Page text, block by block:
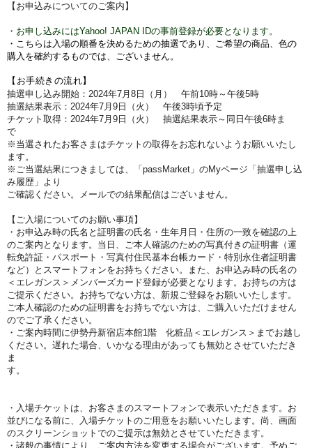
【お申込みについてのご案内】
・お申し込みにはYahoo! JAPAN IDの事前登録が必要となります。
・こちらは入場の順番を決めるための抽選であり、ご希望の商品、色の
購入を確約するものでは、ございません。
【お手続きの流れ】
抽選申し込み開始：2024年7月8 日（月）
午前10時～午後5時
抽選結果表示：2024年7月9 日（火 ） 午後3時頃予定
チケット取得：2024年7月9 日（火 ） 抽選結果表示～同日 午後6時ま
で
※当選されたお客さまはチケットの取得をお忘れないようお願いいたし
ます。
※ご当選結果につきましては、「passMarket」のMyページ「抽選申し込
み履歴」より
ご確認ください。メールでの結果配信はございません。
【ご入場についてのお願い事項】
・お申込み時の氏名と証明書の氏名・生年月日・住所の一致を確認の上
のご案内となります。当日、ご本人確認のための写真付きの証明書（運
転免許証・パスポート・写真付住民基本台帳カード・特別永住者証明書
など）とスマートフォンをお持ちください。また、お申込み時の氏名の
＜エレガンス＞メンバーズカード登録が必要となります。お持ちの方は
ご提示ください。お持ちでない方は、新規ご登録をお願いいたします。
ご本人確認のための証明書をお持ちでない方は、ご購入いただけません
のでご了承ください。
・ご案内時間に伊勢丹新宿店本館1階 化粧品＜エレガンス＞までお越し
ください。遅れた場合、いかなる理由があっても無効とさせていただき
ま
す。
・入場チケットは、お客さまのスマートフォンで表示いただきます。お
並びになる前に、入場チケットのご用意をお願いいたします。尚、画面
のスクリーンショットでのご提示は無効とさせていただきます。
・諸般の事情により、ご案内方法を変更する場合がございます。予めご